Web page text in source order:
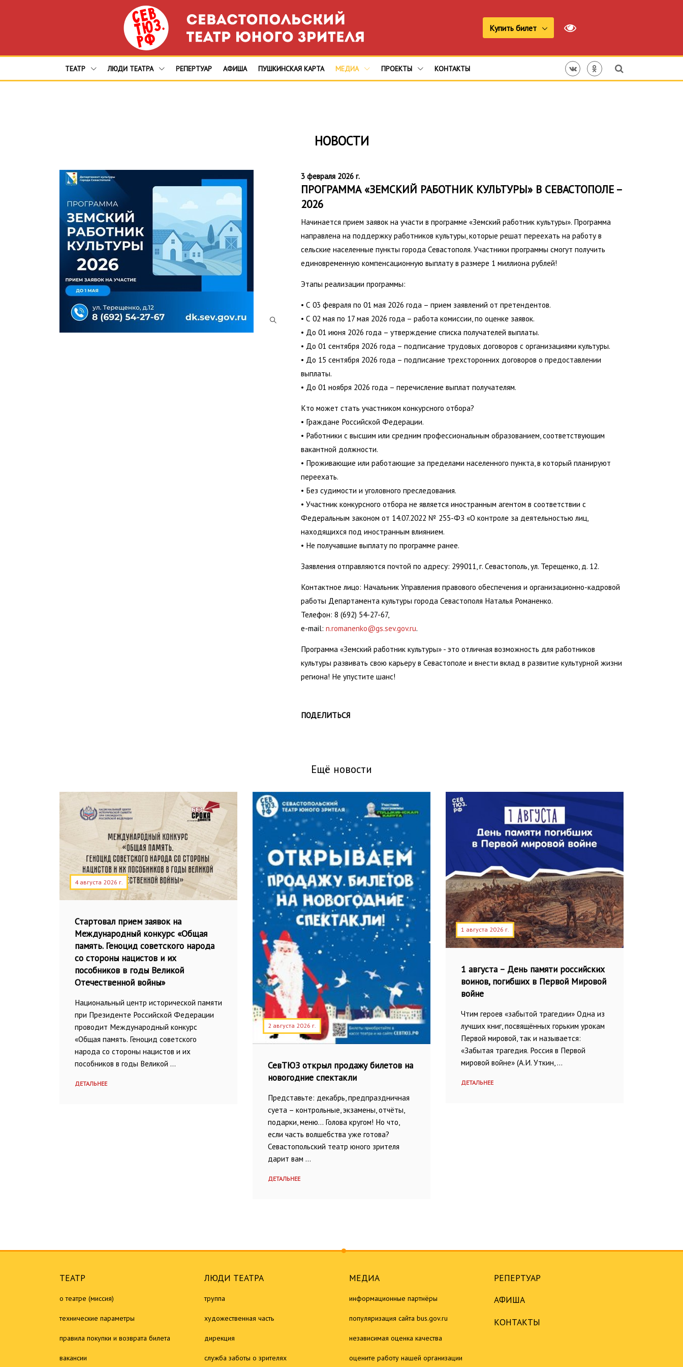
Купить билет
ТЕАТР ЛЮДИ ТЕАТРА РЕПЕРТУАР АФИША ПУШКИНСКАЯ КАРТА МЕДИА ПРОЕКТЫ КОНТАКТЫ
НОВОСТИ
3 февраля 2026 г.
ПРОГРАММА «ЗЕМСКИЙ РАБОТНИК КУЛЬТУРЫ» В СЕВАСТОПОЛЕ –
2026
Начинается прием заявок на участи в программе «Земский работник культуры». Программа
направлена на поддержку работников культуры, которые решат переехать на работу в
сельские населенные пункты города Севастополя. Участники программы смогут получить
единовременную компенсационную выплату в размере 1 миллиона рублей!
Этапы реализации программы:
• С 03 февраля по 01 мая 2026 года – прием заявлений от претендентов.
• С 02 мая по 17 мая 2026 года – работа комиссии, по оценке заявок.
• До 01 июня 2026 года – утверждение списка получателей выплаты.
• До 01 сентября 2026 года – подписание трудовых договоров с организациями культуры.
• До 15 сентября 2026 года – подписание трехсторонних договоров о предоставлении
выплаты.
• До 01 ноября 2026 года – перечисление выплат получателям.
Кто может стать участником конкурсного отбора?
• Граждане Российской Федерации.
• Работники с высшим или средним профессиональным образованием, соответствующим
вакантной должности.
• Проживающие или работающие за пределами населенного пункта, в который планируют
переехать.
• Без судимости и уголовного преследования.
• Участник конкурсного отбора не является иностранным агентом в соответствии с
Федеральным законом от 14.07.2022 № 255-ФЗ «О контроле за деятельностью лиц,
находящихся под иностранным влиянием.
• Не получавшие выплату по программе ранее.
Заявления отправляются почтой по адресу: 299011, г. Севастополь, ул. Терещенко, д. 12.
Контактное лицо: Начальник Управления правового обеспечения и организационно-кадровой
работы Департамента культуры города Севастополя Наталья Романенко.
Телефон: 8 (692) 54-27-67,
e-mail: n.romanenko@gs.sev.gov.ru.
Программа «Земский работник культуры» - это отличная возможность для работников
культуры развивать свою карьеру в Севастополе и внести вклад в развитие культурной жизни
региона! Не упустите шанс!
ПОДЕЛИТЬСЯ
Ещё новости
4 августа 2026 г.
Стартовал прием заявок на
Международный конкурс «Общая
память. Геноцид советского народа
со стороны нацистов и их
пособников в годы Великой
Отечественной войны»
Национальный центр исторической памяти
при Президенте Российской Федерации
проводит Международный конкурс
«Общая память. Геноцид советского
народа со стороны нацистов и их
пособников в годы Великой …
ДЕТАЛЬНЕЕ
2 августа 2026 г.
СевТЮЗ открыл продажу билетов на
новогодние спектакли
Представьте: декабрь, предпраздничная
суета – контрольные, экзамены, отчёты,
подарки, меню… Голова кругом! Но что,
если часть волшебства уже готова?
Севастопольский театр юного зрителя
дарит вам …
ДЕТАЛЬНЕЕ
1 августа 2026 г.
1 августа – День памяти российских
воинов, погибших в Первой Мировой
войне
Чтим героев «забытой трагедии» Одна из
лучших книг, посвящённых горьким урокам
Первой мировой, так и называется:
«Забытая трагедия. Россия в Первой
мировой войне» (А.И. Уткин, …
ДЕТАЛЬНЕЕ
ТЕАТР
о театре (миссия)
технические параметры
правила покупки и возврата билета
вакансии
ЛЮДИ ТЕАТРА
труппа
художественная часть
дирекция
служба заботы о зрителях
МЕДИА
информационные партнёры
популяризация сайта bus.gov.ru
независимая оценка качества
оцените работу нашей организации
РЕПЕРТУАР
АФИША
КОНТАКТЫ